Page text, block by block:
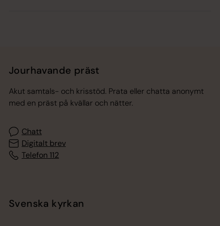
Jourhavande präst
Akut samtals- och krisstöd. Prata eller chatta anonymt
med en präst på kvällar och nätter.
Chatt
Digitalt brev
Telefon 112
Svenska kyrkan